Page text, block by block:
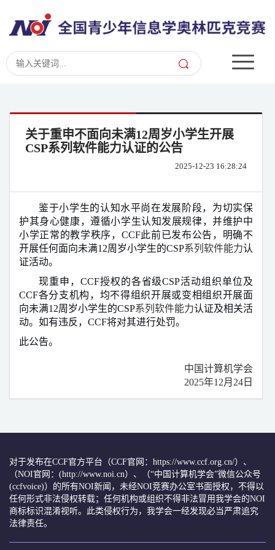
关于重申不面向未满12周岁小学生开展
CSP系列软件能力认证的公告
2025-12-23 16:28:24
鉴于小学生的认知水平尚在发展阶段，为切实保
护其身心健康，遵循小学生认知发展规律，并维护中
小学正常的教学秩序， CCF此前已发布公告，明确不
开展任何面向未满12周岁小学生的CSP系列软件能力认
证活动。
现重申， CCF授权的各省级CSP活动组织单位及
CCF各分支机构，均不得组织开展或变相组织开展面
向未满12周岁小学生的CSP系列软件能力认证及相关活
动。如有违反， CCF将对其进行处罚。
此公告。
中国计算机学会
2025年12月 24 日
对于发布在CCF官方平台（CCF官网：https://www.ccf.org.cn/）、
（NOI官网：(http://www.noi.cn）、（“中国计算机学会”微信公众号
(ccfvoice)）的所有NOI新闻，未经NOI竞赛办公室书面授权，不得以
任何形式非法侵权转载；任何机构或组织不得非法冒用我学会的NOI
商标标识混淆视听。此类侵权行为，我学会一经发现必当严肃追究
法律责任。